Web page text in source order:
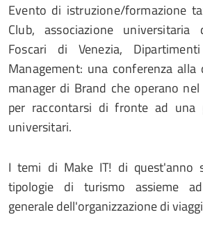
Evento di istruzione/formazione
Club, associazione universitaria
Foscari di Venezia,
Management: una conferenza
manager di Brand che operano
per raccontarsi di fronte ad una
universitari.
I temi di Make IT! di quest'anno
tipologie di turismo assieme
generale dell'organizzazione di